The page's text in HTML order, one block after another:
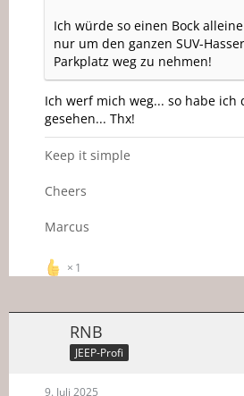
Ich würde so einen Bock
nur um den ganzen SUV-
Parkplatz weg zu nehmen!
Ich werf mich weg... so habe ich
gesehen... Thx!
Keep it simple
Cheers
Marcus
1
RNB
JEEP-Profi
9. Juli 2025